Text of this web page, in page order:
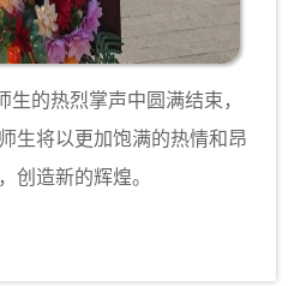
的热烈掌声中圆满结束，
生将以更加饱满的热情和昂
创造新的辉煌。